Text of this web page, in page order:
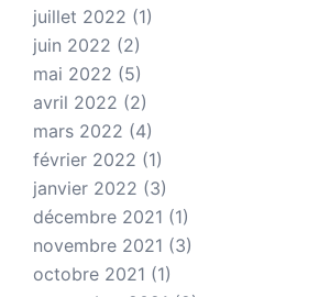
juillet 2022 (1)
juin 2022 (2)
mai 2022 (5)
avril 2022 (2)
mars 2022 (4)
février 2022 (1)
janvier 2022 (3)
décembre 2021 (1)
novembre 2021 (3)
octobre 2021 (1)